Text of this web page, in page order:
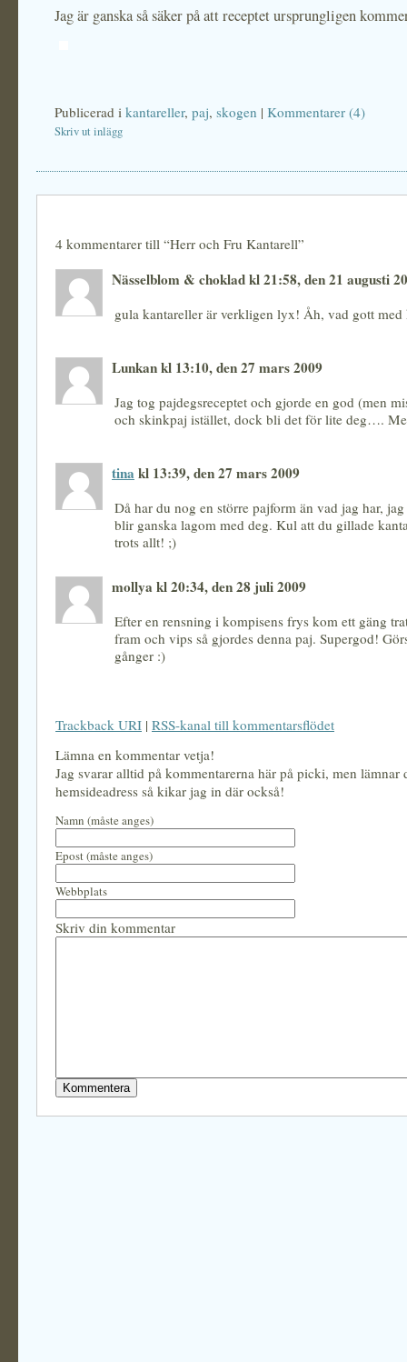
Jag är ganska så säker på att receptet ursprungligen
Publicerad i kantareller, paj, skogen | Kommentarer (4)
Skriv ut inlägg
4 kommentarer till “Herr och Fru Kantarell”
Nässelblom & choklad kl 21:58, den 21 augusti
gula kantareller är verkligen lyx! Åh, vad gott med
Lunkan kl 13:10, den 27 mars 2009
Jag tog pajdegsreceptet och gjorde en god (men
och skinkpaj istället, dock bli det för lite deg….
tina kl 13:39, den 27 mars 2009
Då har du nog en större pajform än vad jag har,
blir ganska lagom med deg. Kul att du gillade
trots allt! ;)
mollya kl 20:34, den 28 juli 2009
Efter en rensning i kompisens frys kom ett gäng
fram och vips så gjordes denna paj. Supergod!
gånger :)
Trackback URI | RSS-kanal till kommentarsflödet
Lämna en kommentar vetja!
Jag svarar alltid på kommentarerna här på picki, men lämnar
hemsideadress så kikar jag in där också!
Namn (måste anges)
Epost (måste anges)
Webbplats
Skriv din kommentar